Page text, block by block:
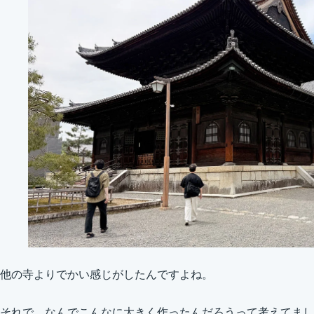
他の寺よりでかい感じがしたんですよね。